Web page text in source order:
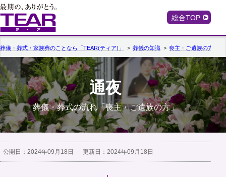
総合TOP
葬儀・葬式・家族葬のことなら「TEAR(ティア)」 葬儀の知識 喪主・ご遺族の方
通夜
葬儀・葬式の流れ「喪主・ご遺族の方」
公開日： 2024年09月18日 更新日： 2024年09月18日